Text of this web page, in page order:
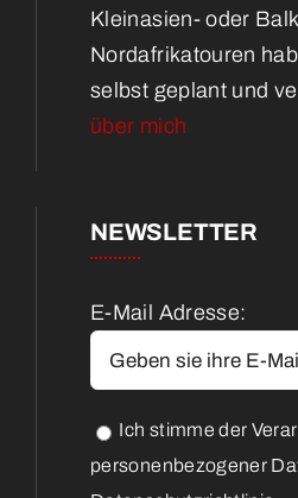
Kleinasien- oder
Nordafrikatouren
selbst geplant und
über mich
NEWSLETTER
E-Mail Adresse:
Ich stimme der
personenbezogener